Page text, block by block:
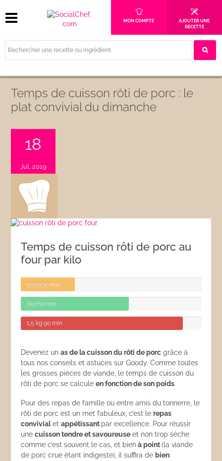
MON COMPTE
AJOUTER UNE
RECETTE
Temps de cuisson rôti de porc : le
plat convivial du dimanche
18
Jul, 2019
Temps de cuisson rôti de porc au
four par kilo
500g30 min
1kg60 min
1,5 kg90 min
Devenez unas de la cuisson du rôti de porc grâce à
tous nos conseils et astuces sur Goody. Comme toutes
les grosses pièces de viande, le temps de cuisson du
rôti de porc se calculeen fonction de son poids.
Pour des repas de famille ou entre amis du tonnerre, le
rôti de porc est un met fabuleux, c’est lerepas
convivialetappétissant par excellence. Pour réussir
unecuisson tendre et savoureuse et non trop sèche
comme c’est souvent le cas, et bienà point(la viande
de porc crue étant indigeste), il suffira de bien